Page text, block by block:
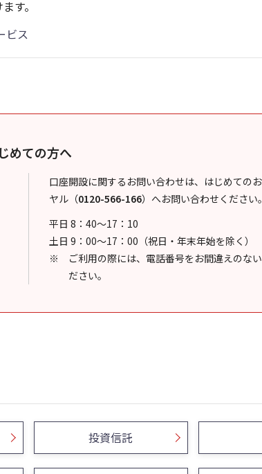
す。
ビス
めての方へ
口座開設に関するお問い合わせは、はじめての
ヤル （0120-566-166） へお問い合わせください。
平日 8：40～17：10
土日 9：00～17：00（祝日・年末年始を除く）
ご利用の際には、電話番号をお間違えのな
ださい。
投資信託